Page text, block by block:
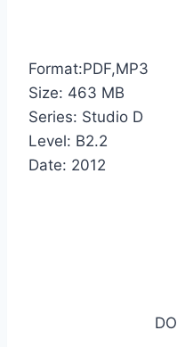
Format:PDF,MP3
Size: 463 MB
Series: Studio D
Level: B2.2
Date: 2012